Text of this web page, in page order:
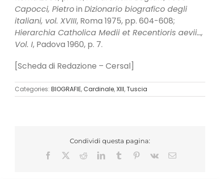
Capocci, Pietroin Dizionario biografico degli
italiani, vol. XVIII, Roma 1975, pp. 604-608;
Hierarchia Catholica Medii et Recentioris aevii…,
Vol. I, Padova 1960, p. 7.
[Scheda di Redazione – Cersal]
Categories: BIOGRAFIE,Cardinale,XIII,Tuscia
Condividi questa pagina:
Facebook
RedditLinkedInTumblr Pinterest
Vk Email